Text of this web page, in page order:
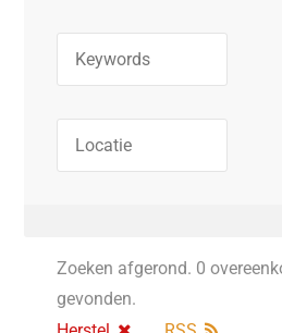
Zoeken afgerond. 0
gevonden.